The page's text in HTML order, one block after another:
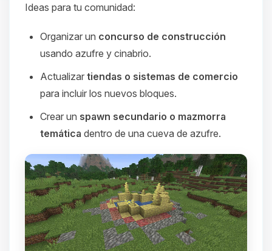
Ideas para tu comunidad:
Organizar un concurso de construcción
usando azufre y cinabrio.
Actualizar tiendas o sistemas de comercio
para incluir los nuevos bloques.
Crear un spawn secundario o mazmorra
temática dentro de una cueva de azufre.